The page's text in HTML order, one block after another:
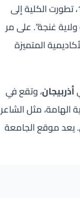
. في عام 1943، تطورت الكلية إلى
“جامعة ولاية غنجة”. على مر
المتميزة
أذربيجان، وتقع في
الهامة، مثل الشاعر
يعد موقع الجامعة